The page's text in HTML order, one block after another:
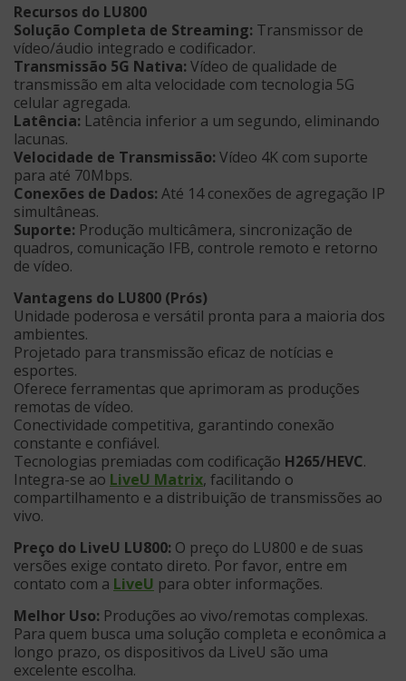
Recursos do LU800
Solução Completa de Streaming: Transmissor de
vídeo/áudio integrado e codificador.
Transmissão 5G Nativa: Vídeo de qualidade de
transmissão em alta velocidade com tecnologia 5G
celular agregada.
Latência: Latência inferior a um segundo, eliminando
lacunas.
Velocidade de Transmissão: Vídeo 4K com suporte
para até 70Mbps.
Conexões de Dados: Até 14 conexões de agregação IP
simultâneas.
Suporte: Produção multicâmera, sincronização de
quadros, comunicação IFB, controle remoto e retorno
de vídeo.
Vantagens do LU800 (Prós)
Unidade poderosa e versátil pronta para a maioria dos
ambientes.
Projetado para transmissão eficaz de notícias e
esportes.
Oferece ferramentas que aprimoram as produções
remotas de vídeo.
Conectividade competitiva, garantindo conexão
constante e confiável.
Tecnologias premiadas com codificação H265/HEVC.
Integra-se ao LiveU Matrix, facilitando o
compartilhamento e a distribuição de transmissões ao
vivo.
Preço do LiveU LU800: O preço do LU800 e de suas
versões exige contato direto. Por favor, entre em
contato com a LiveU para obter informações.
Melhor Uso: Produções ao vivo/remotas complexas.
Para quem busca uma solução completa e econômica a
longo prazo, os dispositivos da LiveU são uma
excelente escolha.